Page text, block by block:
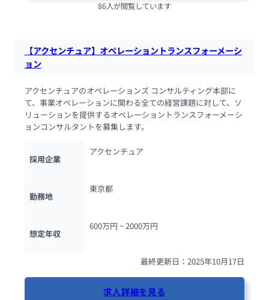
86人が閲覧しています
【アクセンチュア】オペレーショントランスフォーメーシ
ョン
アクセンチュアのオペレーションズ コンサルティング本部に
て、事業オペレーションに関わる全ての経営課題に対して、ソ
リューションを提供するオペレーショントランスフォーメーシ
ョンコンサルタントを募集します。
採用企業
アクセンチュア
勤務地
東京都
想定年収
600万円 ~ 2000万円
最終更新日：2025年10月17日
求人詳細を見る